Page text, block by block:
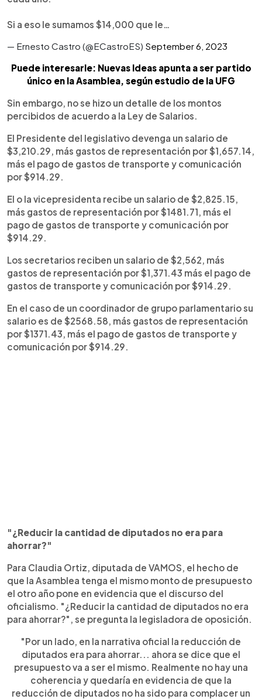
Si a eso le sumamos $14,000 que le…
— Ernesto Castro (@ECastroES) September 6, 2023
Puede interesarle: Nuevas Ideas apunta a ser partido
único en la Asamblea, según estudio de la UFG
Sin embargo, no se hizo un detalle de los montos
percibidos de acuerdo a la Ley de Salarios.
El Presidente del legislativo devenga un salario de
$3,210.29, más gastos de representación por $1,657.14,
más el pago de gastos de transporte y comunicación
por $914.29.
El o la vicepresidenta recibe un salario de $2,825.15,
más gastos de representación por $1481.71, más el
pago de gastos de transporte y comunicación por
$914.29.
Los secretarios reciben un salario de $2,562, más
gastos de representación por $1,371.43 más el pago de
gastos de transporte y comunicación por $914.29.
En el caso de un coordinador de grupo parlamentario su
salario es de $2568.58, más gastos de representación
por $1371.43, más el pago de gastos de transporte y
comunicación por $914.29.
"¿Reducir la cantidad de diputados no era para
ahorrar?"
Para Claudia Ortiz, diputada de VAMOS, el hecho de
que la Asamblea tenga el mismo monto de presupuesto
el otro año pone en evidencia que el discurso del
oficialismo. "¿Reducir la cantidad de diputados no era
para ahorrar?", se pregunta la legisladora de oposición.
"Por un lado, en la narrativa oficial la reducción de
diputados era para ahorrar... ahora se dice que el
presupuesto va a ser el mismo. Realmente no hay una
coherencia y quedaría en evidencia de que la
reducción de diputados no ha sido para complacer un